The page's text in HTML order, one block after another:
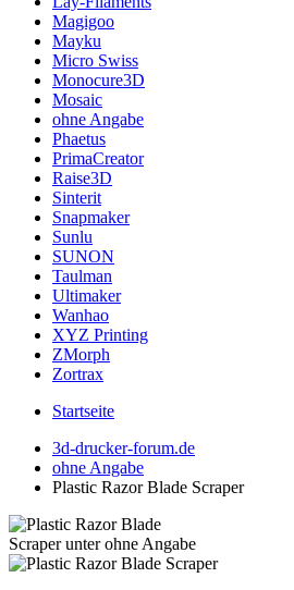
Magigoo
Mayku
Micro Swiss
Monocure3D
Mosaic
ohne Angabe
Phaetus
PrimaCreator
Raise3D
Sinterit
Snapmaker
Sunlu
SUNON
Taulman
Ultimaker
Wanhao
XYZ Printing
ZMorph
Zortrax
Startseite
3d-drucker-forum.de
ohne Angabe
Plastic Razor Blade Scraper